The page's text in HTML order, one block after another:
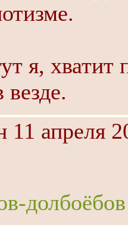
я, хватит
везде.
11 апреля
долбоёбов